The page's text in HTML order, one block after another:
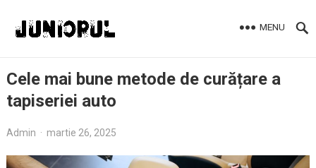
MENU
Cele mai bune metode de curățare a
tapiseriei auto
Admin · martie 26, 2025